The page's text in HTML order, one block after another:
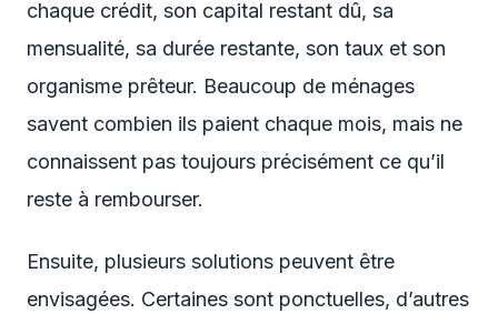
chaque crédit, son capital restant dû, sa
mensualité, sa durée restante, son taux et son
organisme prêteur. Beaucoup de ménages
savent combien ils paient chaque mois, mais ne
connaissent pas toujours précisément ce qu’il
reste à rembourser.
Ensuite, plusieurs solutions peuvent être
envisagées. Certaines sont ponctuelles, d’autres